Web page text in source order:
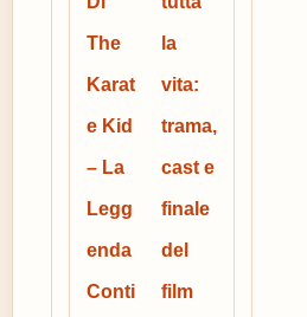
The
Karat
e Kid
– La
Legg
enda
Conti
la
vita:
trama,
cast e
finale
del
film